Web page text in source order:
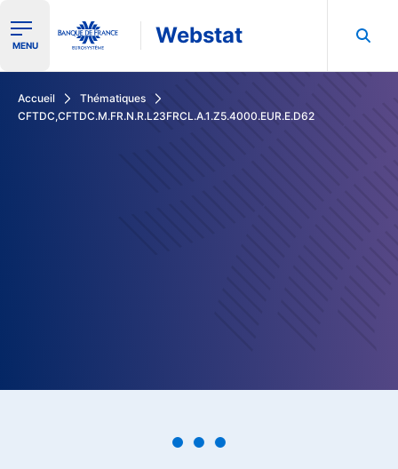
Ouvrir le menu de navigation
MENU Webstat
Accueil
Thématiques
CFTDC,CFTDC.M.FR.N.R.L23FRCL.A.1.Z5.4000.EUR.E.D62